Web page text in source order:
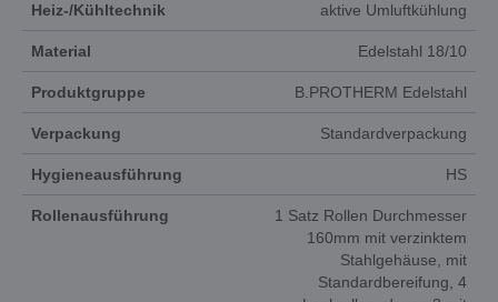
Heiz-/Kühltechnik aktive Umluftkühlung
Material Edelstahl 18/10
Produktgruppe B.PROTHERM Edelstahl
Verpackung Standardverpackung
Hygieneausführung HS
Rollenausführung
1 Satz Rollen Durchmesser
160mm mit verzinktem
Stahlgehäuse, mit
Standardbereifung, 4